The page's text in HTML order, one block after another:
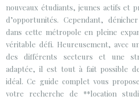
nouveaux étudiants, jeunes actifs et
d’opportunités. Cependant,
dans cette métropole en pleine
véritable défi. Heureusement, avec
des différents secteurs et une
adaptée, il est tout à fait possible
idéal. Ce guide complet vous
votre recherche de **location